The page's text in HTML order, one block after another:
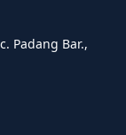
Padang Bar.,